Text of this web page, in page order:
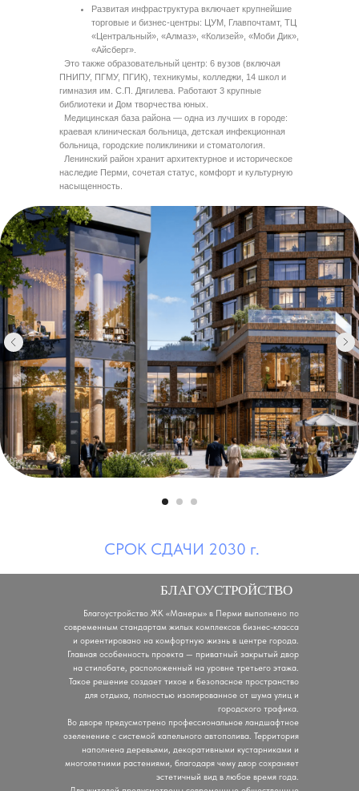
Развитая инфраструктура включает крупнейшие
торговые и бизнес-центры: ЦУМ, Главпочтамт, ТЦ
«Центральный», «Алмаз», «Колизей», «Моби Дик»,
«Айсберг».
Это также образовательный центр: 6 вузов (включая
ПНИПУ, ПГМУ, ПГИК), техникумы, колледжи, 14 школ и
гимназия им. С.П. Дягилева. Работают 3 крупные
библиотеки и Дом творчества юных.
Медицинская база района — одна из лучших в городе:
краевая клиническая больница, детская инфекционная
больница, городские поликлиники и стоматология.
Ленинский район хранит архитектурное и историческое
наследие Перми, сочетая статус, комфорт и культурную
насыщенность.
СРОК СДАЧИ 2030 г.
Благоустройство ЖК «Манеры» в Перми выполнено по
современным стандартам жилых комплексов бизнес-класса
и ориентировано на комфортную жизнь в центре города.
Главная особенность проекта — приватный закрытый двор
на стилобате, расположенный на уровне третьего этажа.
Такое решение создает тихое и безопасное пространство
для отдыха, полностью изолированное от шума улиц и
городского трафика.
Во дворе предусмотрено профессиональное ландшафтное
озеленение с системой капельного автополива. Территория
наполнена деревьями, декоративными кустарниками и
многолетними растениями, благодаря чему двор сохраняет
эстетичный вид в любое время года.
БЛАГОУСТРОЙСТВО